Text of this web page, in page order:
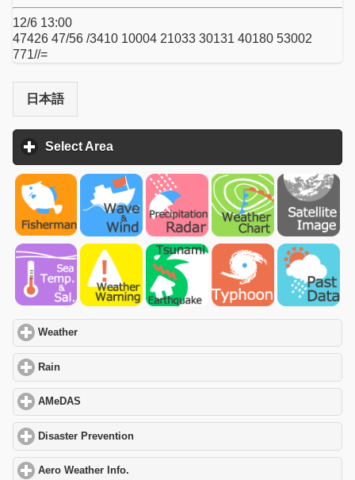
12/6 13:00
47426 47/56 /3410 10004 21033 30131 40180 53002
771//=
日本語
Select Area
Weather
Rain
AMeDAS
Disaster Prevention
Aero Weather Info.